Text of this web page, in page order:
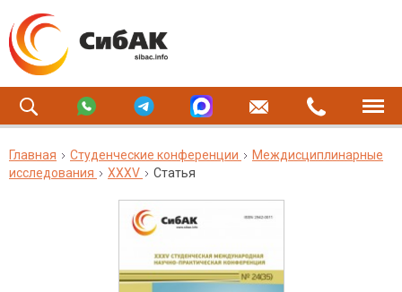
Главная Студенческие конференции
Междисциплинарные
исследования
XXXV Статья